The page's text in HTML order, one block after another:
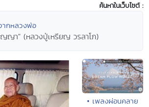
ค้นหาในเว็บไซต์ :
ากหลวงพ่อ
ญา" (หลวงปู่เหรียญ วรลาโภ)
• เพลงผ่อนคลาย